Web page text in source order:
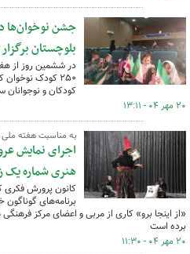
جشن نوخوان‌ها
بلوچستان
در ششمین روز از
۲۵۰ کودک
کودکان و نوجوانان
۲۰ مهر ۰۴ - ۱۳:۱۱
به مناسبت هفته
اجرای نمایش
هنری شماره یک
کانون پرورش فکری
برنامه‌های
«از اینجا برو» کاری از مربی و اعضای مرکز
برده است
۲۰ مهر ۰۴ - ۱۱:۳۰